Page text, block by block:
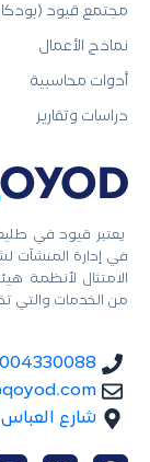
يعتبر قيود في
في إدارة المنشآت
الامتثال لأنظمة
من الخدمات والتي
شارع
مجتمع قيود
نماذج الأعمال
أدوات محاسبية
دراسات وتقارير